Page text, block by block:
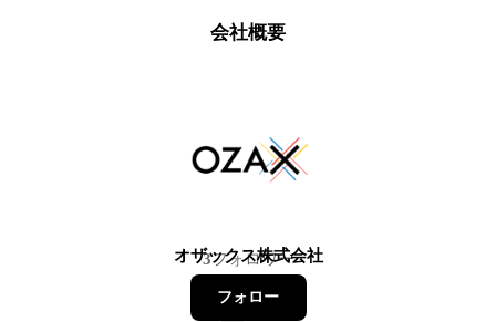
会社概要
オザックス株式会社
3フォロワー
フォロー